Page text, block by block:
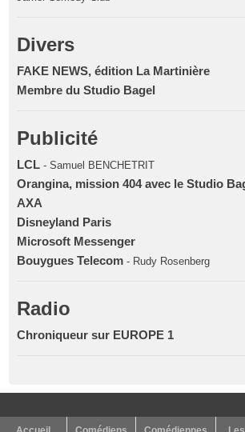
Divers
FAKE NEWS, édition La Martinière
Membre du Studio Bagel
Publicité
LCL - Samuel BENCHETRIT
Orangina, mission 404 avec le Studio
AXA
Disneyland Paris
Microsoft Messenger
Bouygues Telecom - Rudy Rosenberg
Radio
Chroniqueur sur EUROPE 1